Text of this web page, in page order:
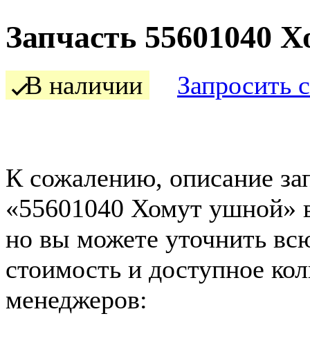
Запчасть 55601040
В наличии Запросить
К сожалению, описание
«55601040 Хомут ушной»
но вы можете уточнить
стоимость и доступное
менеджеров: